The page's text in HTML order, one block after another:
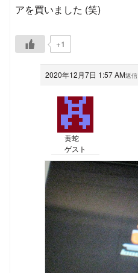
アを買いました (笑)
+1
2020年12月7日 1:57 AM返信
黄蛇
ゲスト